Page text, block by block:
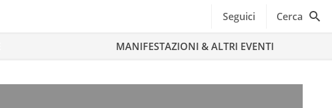
Seguici Cerca
MANIFESTAZIONI & ALTRI EVENTI